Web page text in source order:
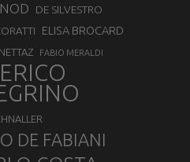
DE SILVESTRO
ELISA BROCARD
FABIO MERALDI
DE FABIANI